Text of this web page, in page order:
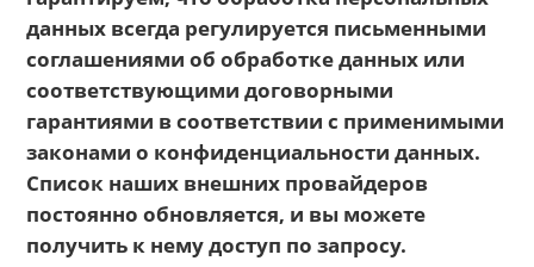
данных всегда регулируется письменными
соглашениями об обработке данных или
соответствующими договорными
гарантиями в соответствии с применимыми
законами о конфиденциальности данных.
Список наших внешних провайдеров
постоянно обновляется, и вы можете
получить к нему доступ по запросу.